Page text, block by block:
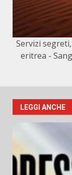
Servizi
eritrea -
LEGGI ANCHE